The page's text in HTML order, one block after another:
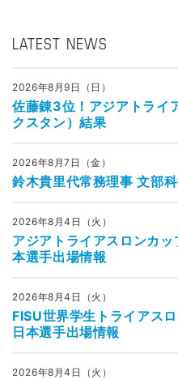
LATEST NEWS
2026年8月9日（日）
佐藤錬3位！アジアトラ
クスタン）結果
2026年8月7日（金）
鈴木貴里代常務理事 文部
2026年8月4日（火）
アジアトライアスロンカ
本選手出場情報
2026年8月4日（火）
FISU世界学生トライアス
日本選手出場情報
2026年8月4日（火）